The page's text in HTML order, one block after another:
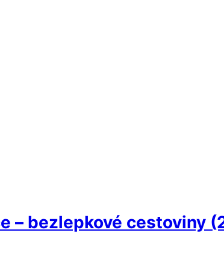
– bezlepkové cestoviny